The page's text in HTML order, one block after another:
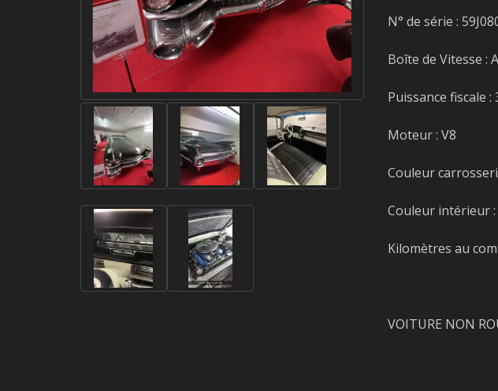
N° de série :
Boîte de Vitesse :
Puissance fiscale :
Moteur : V8
Couleur
Couleur intérieur
Kilomètres au
VOITURE NON